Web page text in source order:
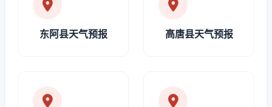
东阿县天气预报 高唐县天气预报